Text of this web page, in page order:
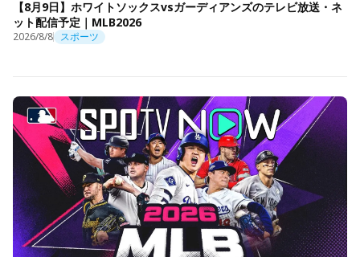
【8月9日】ホワイトソックスvsガーディアンズのテレビ放送・ネ
ット配信予定｜MLB2026
2026/8/8 スポーツ